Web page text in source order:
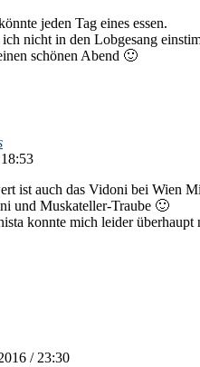
jeden Tag eines essen.
nicht in den Lobgesang
schönen Abend 🙂
ist auch das Vidoni bei Wien
und Muskateller-Traube 🙂
konnte mich leider
/ 23:30